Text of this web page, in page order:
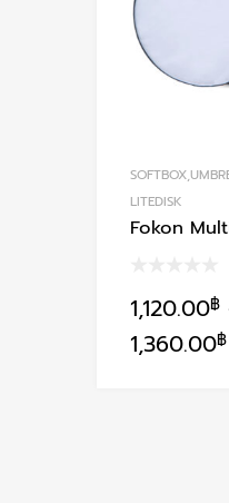
LITEDISK
Fokon
1,120.00฿
1,360.00฿
This